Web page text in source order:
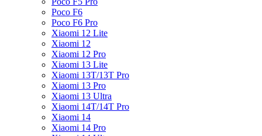
Poco F6
Poco F6 Pro
Xiaomi 12 Lite
Xiaomi 12
Xiaomi 12 Pro
Xiaomi 13 Lite
Xiaomi 13T/13T Pro
Xiaomi 13 Pro
Xiaomi 13 Ultra
Xiaomi 14T/14T Pro
Xiaomi 14
Xiaomi 14 Pro